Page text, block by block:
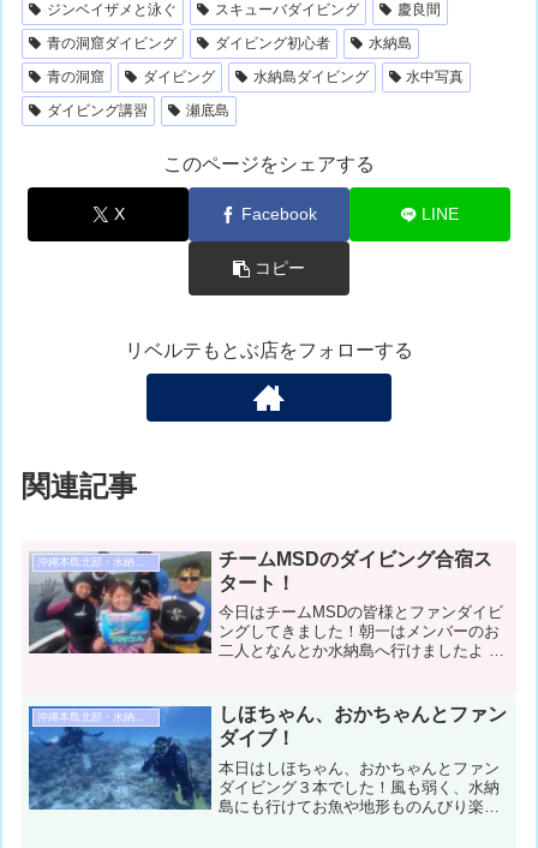
ジンベイザメと泳ぐ
スキューバダイビング
慶良間
青の洞窟ダイビング
ダイビング初心者
水納島
青の洞窟
ダイビング 水納島ダイビング
水中写真
ダイビング講習
瀬底島
このページをシェアする
X Facebook LINE
コピー
リベルテもとぶ店をフォローする
関連記事
沖縄本島北部・水納島・瀬底島ダイビング
チームMSDのダイビング合宿ス
タート！
今日はチームMSDの皆様とファンダイビ
ングしてきました！朝一はメンバーのお
二人となんとか水納島へ行けましたよ ♪
温：25℃ スーツ：ウェット5mm 担当
スタッフ：鈴木哲也...
沖縄本島北部・水納島・瀬底島ダイビング
しほちゃん、おかちゃんとファン
ダイブ！
本日はしほちゃん、おかちゃんとファン
ダイビング３本でした！風も弱く、水納
島にも行けてお魚や地形ものんびり楽し